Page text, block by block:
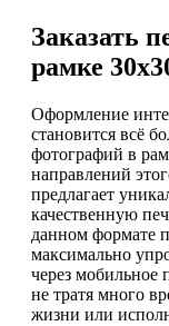
Заказать
рамке
Оформление
становится всё
фотографий в
направлений
предлагает
качественную
данном формате
максимально
через мобильное
не тратя много
жизни или